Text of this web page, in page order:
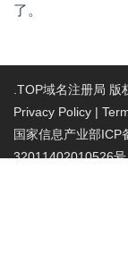
了。
.TOP域名注册局
Privacy Policy |
国家信息产业部
32011402010526